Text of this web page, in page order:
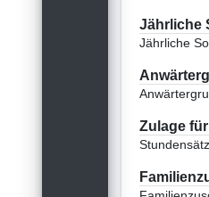
Jährliche
Jährliche
Zulage